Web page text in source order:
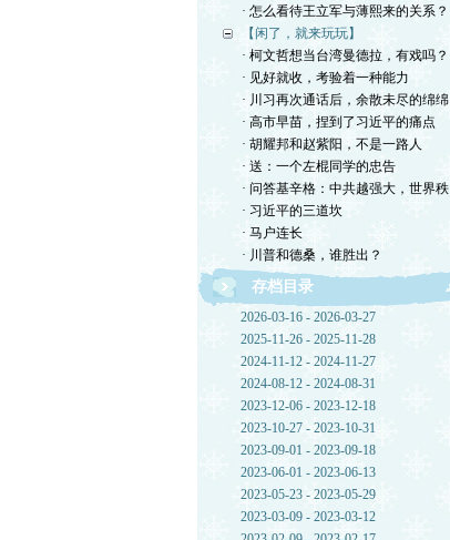
· 怎么看待王立军与薄熙来的关系？
【闲了，就来玩玩】
· 柯文哲想当台湾曼德拉，有戏吗？
· 见好就收，考验着一种能力
· 川习再次通话后，余散未尽的绵绵
· 高市早苗，捏到了习近平的痛点
· 胡耀邦和赵紫阳，不是一路人
· 送：一个左棍同学的忠告
· 问答基辛格：中共越强大，世界秩
· 习近平的三道坎
· 马户连长
· 川普和德桑，谁胜出？
存档目录
2026-03-16 - 2026-03-27
2025-11-26 - 2025-11-28
2024-11-12 - 2024-11-27
2024-08-12 - 2024-08-31
2023-12-06 - 2023-12-18
2023-10-27 - 2023-10-31
2023-09-01 - 2023-09-18
2023-06-01 - 2023-06-13
2023-05-23 - 2023-05-29
2023-03-09 - 2023-03-12